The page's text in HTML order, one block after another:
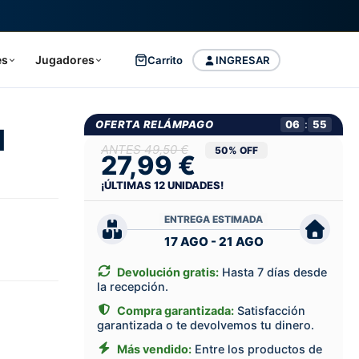
Jugadores INGRESAR
Carrito
OFERTA RELÁMPAGO 06 : 55
49,50 €
27,99 € 50% OFF
¡ÚLTIMAS12UNIDADES!
ENTREGA ESTIMADA
17 AGO - 21 AGO
Devolución gratis: Hasta 7 días desde
la recepción.
Compra garantizada: Satisfacción
garantizada o te devolvemos tu dinero.
Más vendido: Entre los productos de